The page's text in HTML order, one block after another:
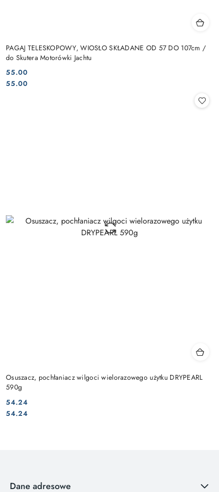
PAGAJ TELESKOPOWY, WIOSŁO SKŁADANE OD 57 DO 107cm /
do Skutera Motorówki Jachtu
Cena:
55.00
Cena:
55.00
Osuszacz, pochłaniacz wilgoci wielorazowego użytku DRYPEARL
590g
Cena:
54.24
Cena:
54.24
Dane adresowe